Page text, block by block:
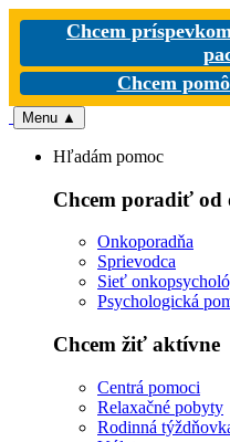
Chcem
Chcem
Menu ▲
Hľadám pomoc
Chcem poradiť od
Onkoporadňa
Sprievodca
Sieť
Psychologická
Chcem žiť aktívne
Centrá pomoci
Relaxačné pobyty
Rodinná